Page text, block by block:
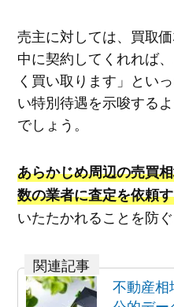
売主に対しては、買取
中に契約してくれれば
く買い取ります」とい
い特別待遇を示唆する
でしょう。
あらかじめ周辺の売買
数の業者に査定を依頼
いたたかれることを防
不動産相